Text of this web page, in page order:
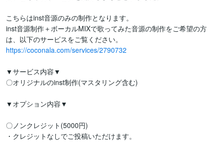
こちらはinst音源のみの制作となります。
inst音源制作＋ボーカルMIXで歌ってみた音源の制作をご希望の方
https://coconala.com/services/2790732
▼サービス内容▼
〇オリジナルのinst制作(マスタリング含む)
▼オプション内容▼
〇ノンクレジット(5000円)
・クレジットなしでご投稿いただけます。